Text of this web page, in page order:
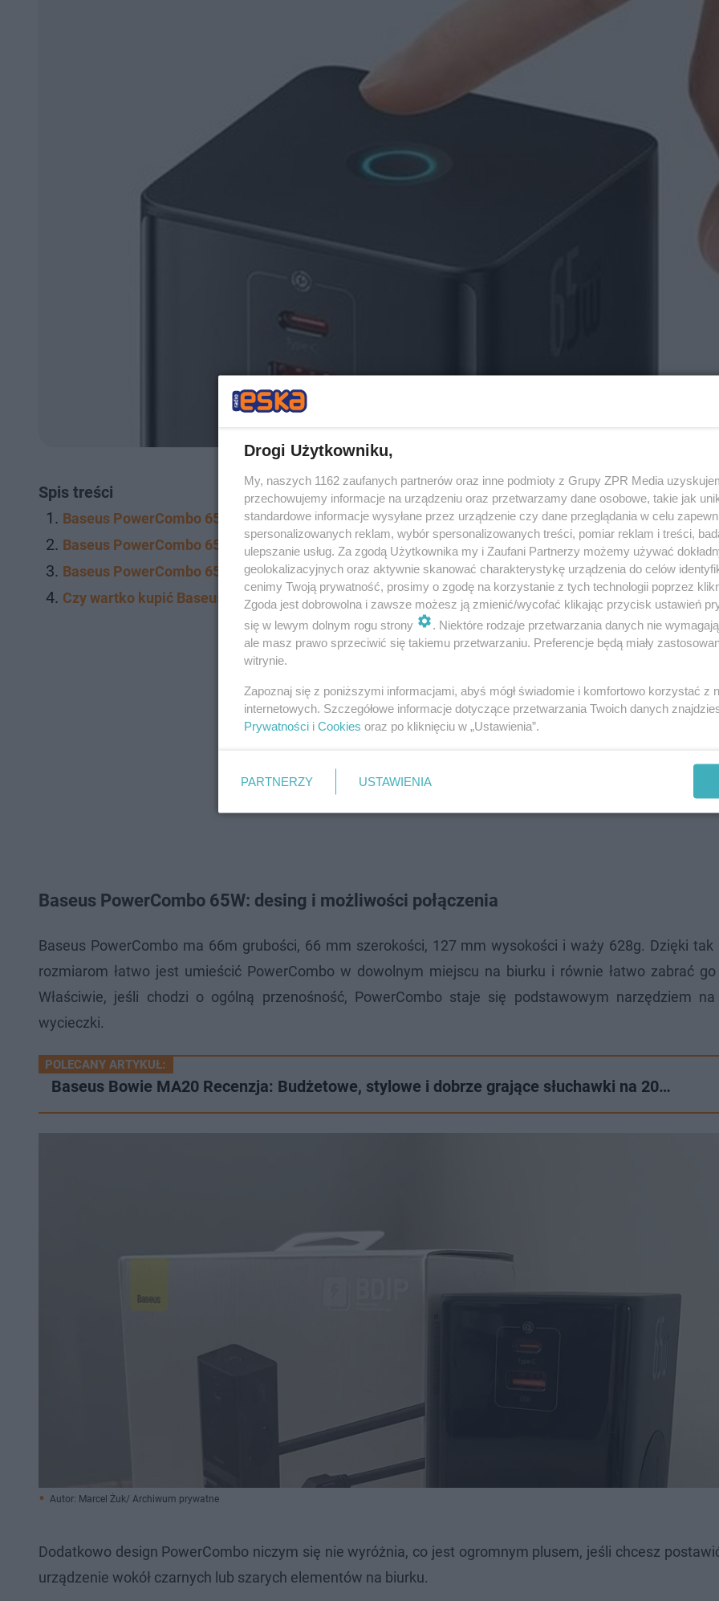
Spis treści
Baseus PowerCombo 65W: desing i możliwości połączenia
Baseus PowerCombo 65W: zasilanie i ładowanie
Baseus PowerCombo 65W: bezpieczeństwo i monitorowanie mocy
Czy wartko kupić Baseus PowerCombo 65W?
Baseus PowerCombo 65W: desing i możliwości połączenia
Baseus PowerCombo ma 66m grubości, 66 mm szerokości, 127 mm wysokości i waży 628g. Dzięki tak
rozmiarom łatwo jest umieścić PowerCombo w dowolnym miejscu na biurku i równie łatwo zabrać
Właściwie, jeśli chodzi o ogólną przenośność, PowerCombo staje się podstawowym narzędziem
wycieczki.
POLECANY ARTYKUŁ:
Baseus Bowie MA20 Recenzja: Budżetowe, stylowe i dobrze grające słuchawki na 20…
Autor: Marcel Żuk/ Archiwum prywatne
Dodatkowo design PowerCombo niczym się nie wyróżnia, co jest ogromnym plusem, jeśli chcesz
urządzenie wokół czarnych lub szarych elementów na biurku.
Drogi Użytkowniku,
My, naszych 1162 zaufanych partnerów oraz inne podmioty z Grupy ZPR Media
przechowujemy informacje na urządzeniu oraz przetwarzamy dane osobowe, takie jak
standardowe informacje wysyłane przez urządzenie czy dane przeglądania w celu
spersonalizowanych reklam, wybór spersonalizowanych treści, pomiar reklam i treści,
ulepszanie usług. Za zgodą Użytkownika my i Zaufani Partnerzy możemy używać
geolokalizacyjnych oraz aktywnie skanować charakterystykę urządzenia do celów
cenimy Twoją prywatność, prosimy o zgodę na korzystanie z tych technologii poprzez
Zgoda jest dobrowolna i zawsze możesz ją zmienić/wycofać klikając przycisk ustawień
się w lewym dolnym rogu strony
. Niektóre rodzaje przetwarzania danych nie
ale masz prawo sprzeciwić się takiemu przetwarzaniu. Preferencje będą miały
witrynie.
Zapoznaj się z poniższymi informacjami, abyś mógł świadomie i komfortowo korzystać z
internetowych. Szczegółowe informacje dotyczące przetwarzania Twoich danych
Prywatności i Cookies oraz po kliknięciu w „Ustawienia”.
PARTNERZY USTAWIENIA